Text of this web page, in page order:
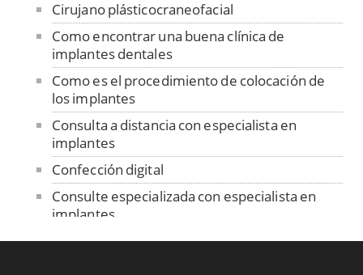
Cirujano plásticocraneofacial
Como encontrar una buena clínica de
implantes dentales
Como es el procedimiento de colocación de
los implantes
Consulta a distancia con especialista en
implantes
Confección digital
Consulte especializada con especialista en
implantes
Contención